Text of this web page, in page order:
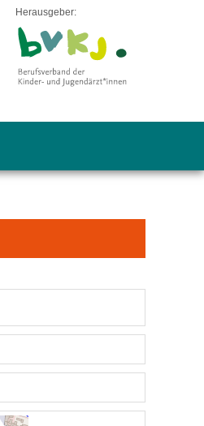
Herausgeber: